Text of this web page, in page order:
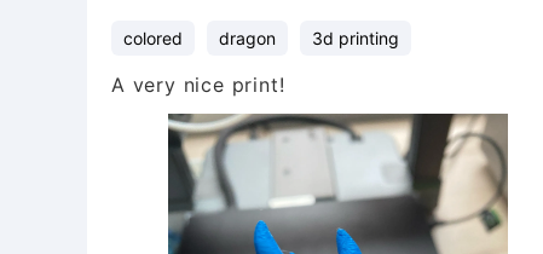
colored dragon 3d printing
A very nice print!